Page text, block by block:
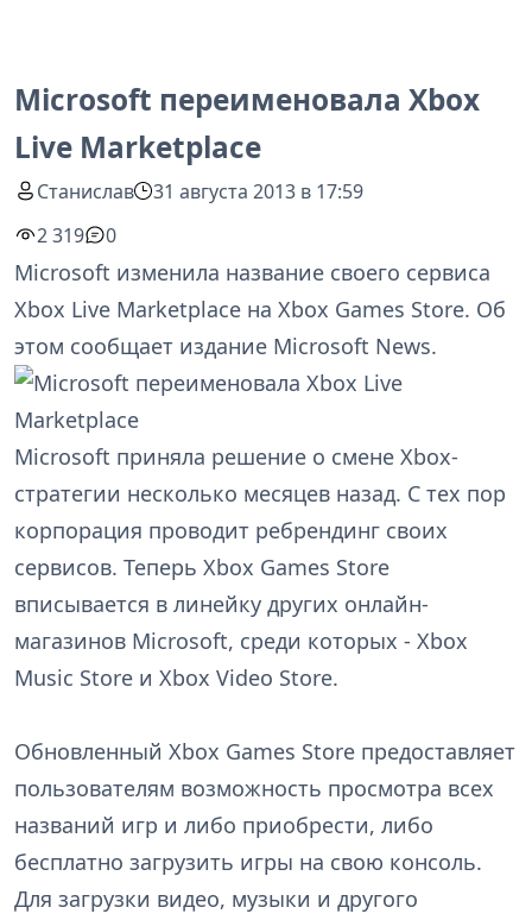
Microsoft переименовала Xbox
Live Marketplace
Станислав
31 августа 2013 в 17:59
2 319
0
Microsoft изменила название своего сервиса
Xbox Live Marketplace на Xbox Games Store. Об
этом сообщает издание Microsoft News.
Microsoft приняла решение о смене Xbox-
стратегии несколько месяцев назад. С тех пор
корпорация проводит ребрендинг своих
сервисов. Теперь Xbox Games Store
вписывается в линейку других онлайн-
магазинов Microsoft, среди которых - Xbox
Music Store и Xbox Video Store.
Обновленный Xbox Games Store предоставляет
пользователям возможность просмотра всех
названий игр и либо приобрести, либо
бесплатно загрузить игры на свою консоль.
Для загрузки видео, музыки и другого